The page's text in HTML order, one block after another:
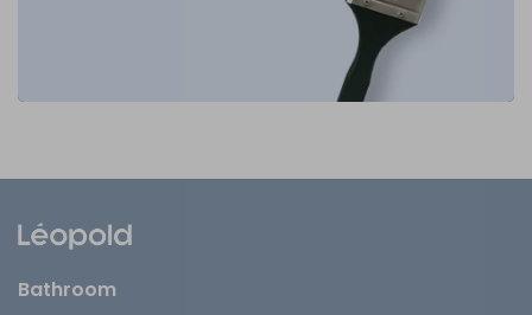
Bathroom